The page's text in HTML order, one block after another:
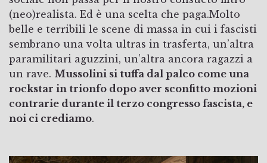
(neo)realista. Ed è una scelta che paga.Molto
belle e terribili le scene di massa in cui i fascisti
sembrano una volta ultras in trasferta, un’altra
paramilitari aguzzini, un’altra ancora ragazzi a
un rave. Mussolini si tuffa dal palco come una
rockstar in trionfo dopo aver sconfitto mozioni
contrarie durante il terzo congresso fascista, e
noi ci crediamo.